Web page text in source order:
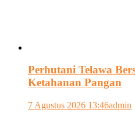
Perhutani Telawa
Ketahanan Pangan
7 Agustus 2026 13:46admin